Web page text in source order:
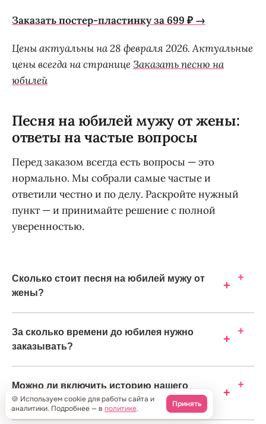
Заказать постер-пластинку за 699 ₽ →
Цены актуальны на 28 февраля 2026. Актуальные
цены всегда на страницеЗаказать песню на
юбилей
Песня на юбилей мужу от жены:
ответы на частые вопросы
Перед заказом всегда есть вопросы — это
нормально. Мы собрали самые частые и
ответили честно и по делу. Раскройте нужный
пункт — и принимайте решение с полной
уверенностью.
Сколько стоит песня на юбилей мужу от
жены?
+
За сколько времени до юбилея нужно
заказывать?
+
Можно ли включить историю нашего
знакомства в текст?
+
🍪 Используем cookie для работы сайта и
аналитики. Подробнее — в политике. Принять